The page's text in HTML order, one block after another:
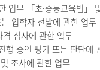
업무 「초·중등교육법
입학자 선발에 관한 업무
격 심사에 관한 업무
행 중인 평가 또는 판단에
조사에 관한 업무